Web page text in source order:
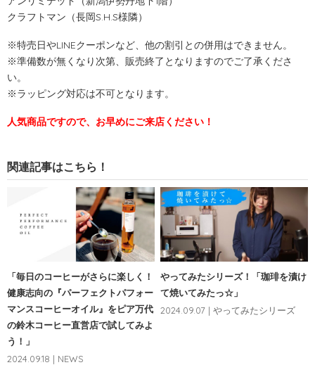
クラフトマン（長岡S.H.S様隣）
※特売日やLINEクーポンなど、他の割引との併用はできません。
※準備数が無くなり次第、販売終了となりますのでご了承くださ
い。
※ラッピング対応は不可となります。
人気商品ですので、お早めにご来店ください！
関連記事はこちら！
「毎日のコーヒーがさらに楽しく！
健康志向の『パーフェクトパフォー
マンスコーヒーオイル』をピア万代
の鈴木コーヒー直営店で試してみよ
う！」
2024.09.18 | NEWS
やってみたシリーズ！「珈琲を漬け
て焼いてみたっ☆」
2024.09.07 | やってみたシリーズ